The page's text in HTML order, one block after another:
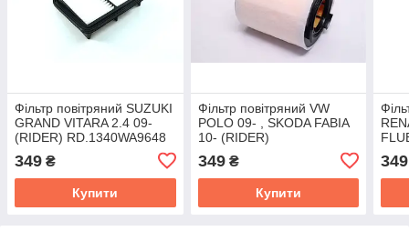
Фільтр повітряний SUZUKI
GRAND VITARA 2.4 09-
(RIDER) RD.1340WA9648
349 ₴
Купити
Фільтр повітряний VW
POLO 09- , SKODA FABIA
10- (RIDER)
349₴
Купити
349